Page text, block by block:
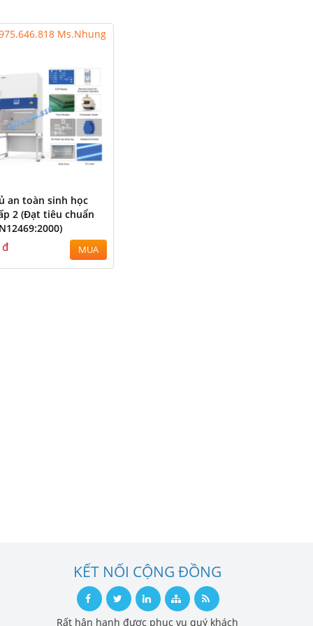
Ms.Nhung
an toàn sinh học
2 (Đạt tiêu chuẩn
MUA
KẾT NỐI CỘNG ĐỒNG
Rất hân hạnh được phục vụ quý khách